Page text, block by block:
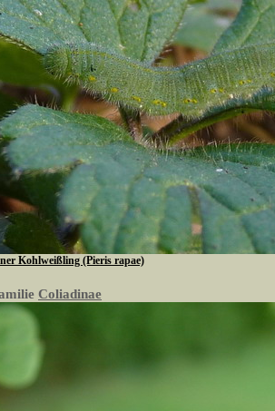
Kohlweißling (Pieris rapae)
Coliadinae